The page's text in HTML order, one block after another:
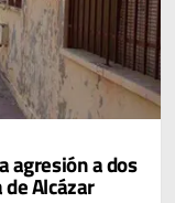
agresión a dos
Alcázar